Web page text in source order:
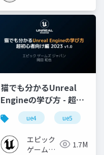
猫でも分かるUnreal
Engineの学び方 - 超初
心者向け編 - 2023 v1.0
ue4 ue5
エピック
ゲームズ
1.7M